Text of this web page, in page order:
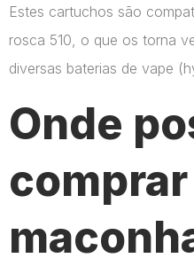
Estes cartuchos são
rosca 510, o que os torna
diversas baterias de vape​
Onde
comprar